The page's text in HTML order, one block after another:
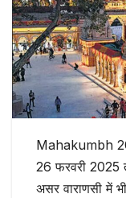
Mahakumbh
26 फरवरी 2025
असर वाराणसी में